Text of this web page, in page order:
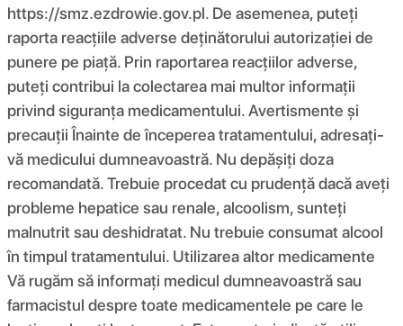
https://smz.ezdrowie.gov.pl. De asemenea, puteți
raporta reacțiile adverse deținătorului autorizației de
punere pe piață. Prin raportarea reacțiilor adverse,
puteți contribui la colectarea mai multor informații
privind siguranța medicamentului. Avertismente și
precauții Înainte de începerea tratamentului, adresați-
vă medicului dumneavoastră. Nu depășiți doza
recomandată. Trebuie procedat cu prudență dacă aveți
probleme hepatice sau renale, alcoolism, sunteți
malnutrit sau deshidratat. Nu trebuie consumat alcool
în timpul tratamentului. Utilizarea altor medicamente
Vă rugăm să informați medicul dumneavoastră sau
farmacistul despre toate medicamentele pe care le